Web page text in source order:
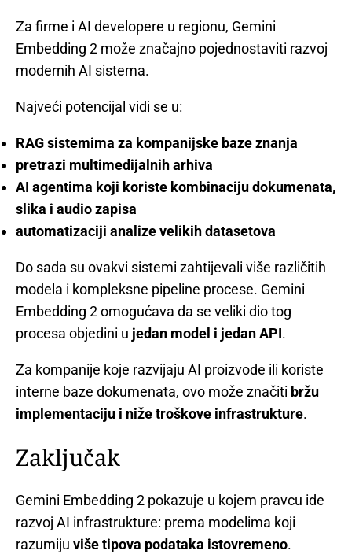
Za firme i AI developere u regionu, Gemini
Embedding 2 može značajno pojednostaviti razvoj
modernih AI sistema.
Najveći potencijal vidi se u:
RAG sistemima za kompanijske baze znanja
pretrazi multimedijalnih arhiva
AI agentima koji koriste kombinaciju dokumenata,
slika i audio zapisa
automatizaciji analize velikih datasetova
Do sada su ovakvi sistemi zahtijevali više različitih
modela i kompleksne pipeline procese. Gemini
Embedding 2 omogućava da se veliki dio tog
procesa objedini u jedan model i jedan API.
Za kompanije koje razvijaju AI proizvode ili koriste
interne baze dokumenata, ovo može značiti bržu
implementaciju i niže troškove infrastrukture.
Zaključak
Gemini Embedding 2 pokazuje u kojem pravcu ide
razvoj AI infrastrukture: prema modelima koji
razumiju više tipova podataka istovremeno.